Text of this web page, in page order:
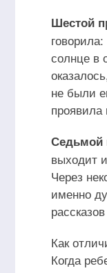
Шестой
солнце в
не были
проявила
Седьмой
выходит
Через
именно
Как
Когда